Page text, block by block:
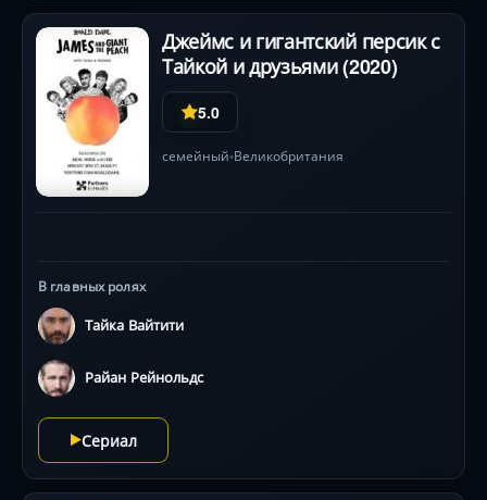
Джеймс и гигантский персик с
Тайкой и друзьями (2020)
5.0
семейный•Великобритания
В главных ролях
Тайка Вайтити
Райан Рейнольдс
Сериал